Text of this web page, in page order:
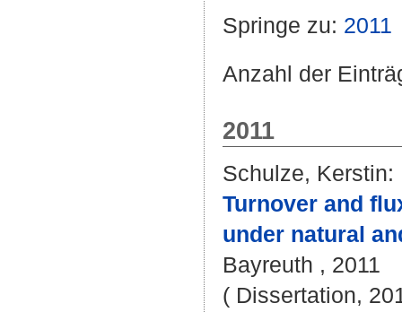
Springe zu: 2011
Anzahl der
2011
Schulze, Kerstin:
Turnover and
under natural
Bayreuth , 2011
( Dissertation,